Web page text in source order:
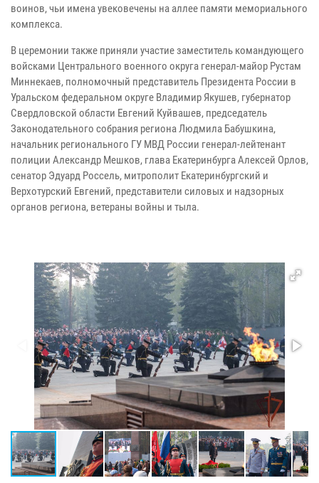
воинов, чьи имена увековечены на аллее памяти мемориального
комплекса.
В церемонии также приняли участие заместитель командующего
войсками Центрального военного округа генерал-майор Рустам
Миннекаев, полномочный представитель Президента России в
Уральском федеральном округе Владимир Якушев, губернатор
Свердловской области Евгений Куйвашев, председатель
Законодательного собрания региона Людмила Бабушкина,
начальник регионального ГУ МВД России генерал-лейтенант
полиции Александр Мешков, глава Екатеринбурга Алексей Орлов,
сенатор Эдуард Россель, митрополит Екатеринбургский и
Верхотурский Евгений, представители силовых и надзорных
органов региона, ветераны войны и тыла.